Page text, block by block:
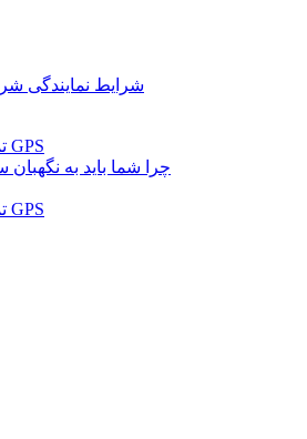
شرایط نمایندگی
تمدید اشتراک ردیاب GPS
چرا شما باید به نگهبان
تمدید اشتراک ردیاب GPS